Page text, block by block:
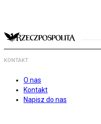
KONTAKT
O nas
Kontakt
Napisz do nas